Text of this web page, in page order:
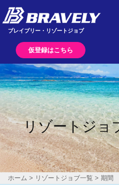
Main
ブレイブリー・リゾートジョブ
仮登録はこちら
リゾートジョ
ホーム > リゾートジョブ一覧 > 期間